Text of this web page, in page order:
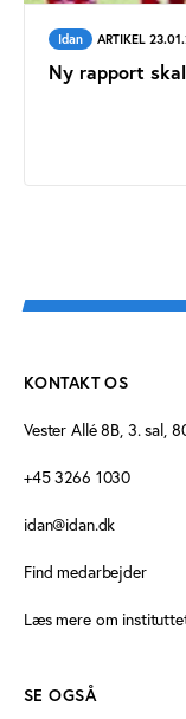
Idan ARTIKEL
Ny rapport
KONTAKT OS
Vester Allé 8B, 3. sal,
+45 3266 1030
idan@idan.dk
Find medarbejder
Læs mere om
SE OGSÅ